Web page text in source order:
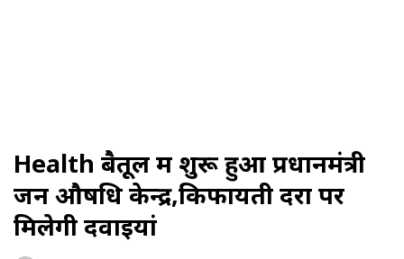
Health बैतूल में शुरू हुआ प्रधानमंत्री
जन औषधि केन्द्र,किफायती दरों पर
मिलेगी दवाइयां